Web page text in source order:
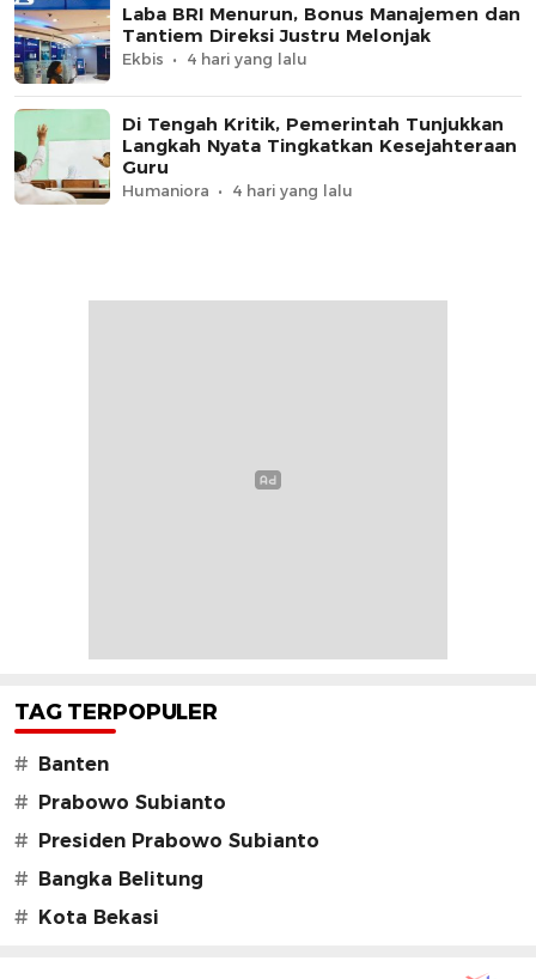
Laba BRI Menurun, Bonus Manajemen dan
Tantiem Direksi Justru Melonjak
Ekbis 4 hari yang lalu
Di Tengah Kritik, Pemerintah Tunjukkan
Langkah Nyata Tingkatkan Kesejahteraan
Guru
Humaniora 4 hari yang lalu
TAG TERPOPULER
# Banten
# Prabowo Subianto
# Presiden Prabowo Subianto
# Bangka Belitung
# Kota Bekasi